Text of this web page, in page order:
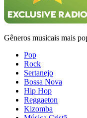
Gêneros musicais mais
Pop
Rock
Sertanejo
Bossa Nova
Hip Hop
Reggaeton
Kizomba